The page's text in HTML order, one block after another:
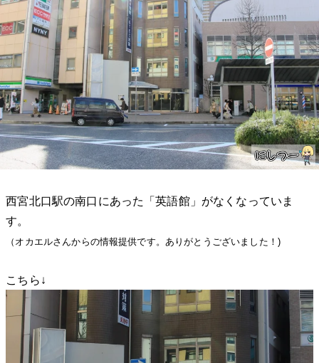
西宮北口駅の南口にあった「英語館」がなくなっていま
す。
（オカエルさんからの情報提供です。ありがとうございました！)
こちら↓